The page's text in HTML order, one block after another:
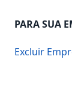
PARA SUA
Excluir